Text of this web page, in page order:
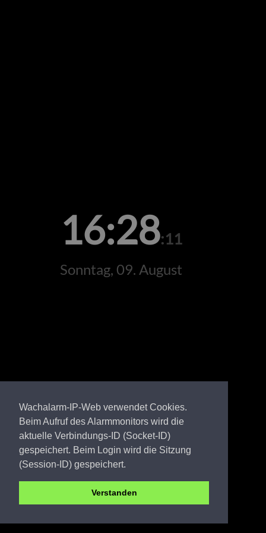
Wachalarm-IP-Web verwendet Cookies.
Beim Aufruf des Alarmmonitors wird die
aktuelle Verbindungs-ID (Socket-ID)
gespeichert. Beim Login wird die Sitzung
(Session-ID) gespeichert.
Verstanden
16:28:11
Sonntag, 09. August
LDS FW Schollen